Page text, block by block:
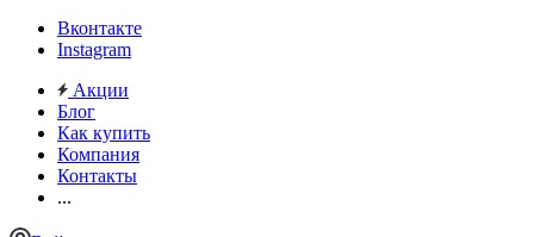
Вконтакте
Instagram
Акции
Блог
Как купить
Компания
Контакты
...